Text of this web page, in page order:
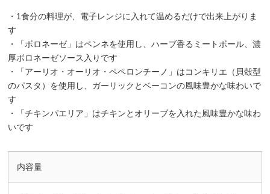
・1食分の料理が、電子レンジに入れて温めるだけで出来上がりま
す
・「ボロネーゼ」はペンネを使用し、ハーブ香るミートボール、濃
厚ボロネーゼソース入りです
・「アーリオ・オーリオ・ペペロンチーノ」はコンキリエ（貝殻型
のパスタ）を使用し、ガーリックとベーコンの風味豊かな味わいで
す
・「チキンパエリア」はチキンとオリーブを入れた風味豊かな味わ
いです
内容量